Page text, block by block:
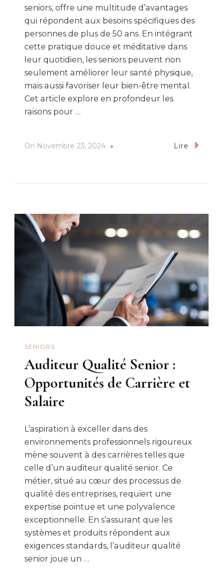
seniors, offre une multitude d’avantages
qui répondent aux besoins spécifiques des
personnes de plus de 50 ans. En intégrant
cette pratique douce et méditative dans
leur quotidien, les seniors peuvent non
seulement améliorer leur santé physique,
mais aussi favoriser leur bien-être mental.
Cet article explore en profondeur les
raisons pour …
On Novembre 23, 2024 Lire
SENIORS
Auditeur Qualité Senior :
Opportunités de Carrière et
Salaire
L’aspiration à exceller dans des
environnements professionnels rigoureux
mène souvent à des carrières telles que
celle d’un auditeur qualité senior. Ce
métier, situé au cœur des processus de
qualité des entreprises, requiert une
expertise pointue et une polyvalence
exceptionnelle. En s’assurant que les
systèmes et produits répondent aux
exigences standards, l’auditeur qualité
senior joue un …